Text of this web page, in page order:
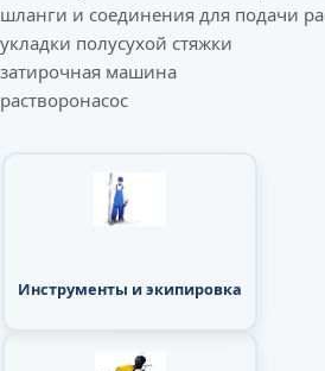
шланги и соединения для подачи
укладки полусухой стяжки
затирочная машина
растворонасос
Инструменты и экипировка